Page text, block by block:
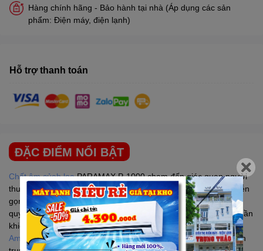
Hàng chính hãng - Bảo hành tại nhà (Áp dụng các sản
phẩm: Điện máy, điện lạnh)
Hỗ trợ thanh toán
ĐẶC ĐIỂM NỔI BẬT
Chất âm củab loa PARAMAXP-1000 chạm đến giác quan người
thưởng thức theo một cách tử tế: âm thanh trung thực, trình diễn
gọn gàng, các dải âm cao-trung-trầm phối hợp đều đặn và hòa
quyện, giúp cho giọng hát đạt “đỉnh”: lên cao nghe sắc sảo, thuần
khiết và xuống trầm đầy sâu lắng, dày dặn.
Amply PARAMAXtích hợp đầu bảng, công suất 700w, trình diễn